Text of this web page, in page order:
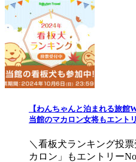
【わんちゃんと泊まれる旅
当館のマカロン女将もエント
＼看板犬ランキング投
カロン」もエントリー